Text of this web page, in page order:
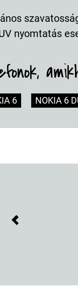
nyomtatás
6 NOKIA 6
Previous